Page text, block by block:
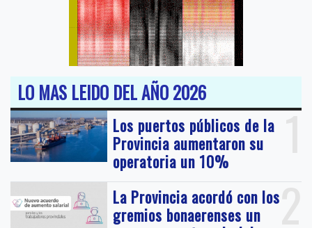
LO MAS LEIDO DEL AÑO 2026
1
Los puertos públicos de la
Provincia aumentaron su
operatoria un 10%
2
La Provincia acordó con los
gremios bonaerenses un